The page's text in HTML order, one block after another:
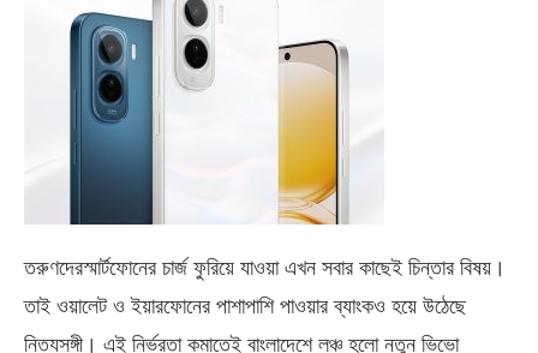
তরুণদেরস্মার্টফোনের চার্জ ফুরিয়ে যাওয়া এখন সবার কাছেই চিন্তার বিষয়।
তাই ওয়ালেট ও ইয়ারফোনের পাশাপাশি পাওয়ার ব্যাংকও হয়ে উঠেছে
নিত্যসঙ্গী। এই নির্ভরতা কমাতেই বাংলাদেশে লঞ্চ হলো নতুন ভিভো